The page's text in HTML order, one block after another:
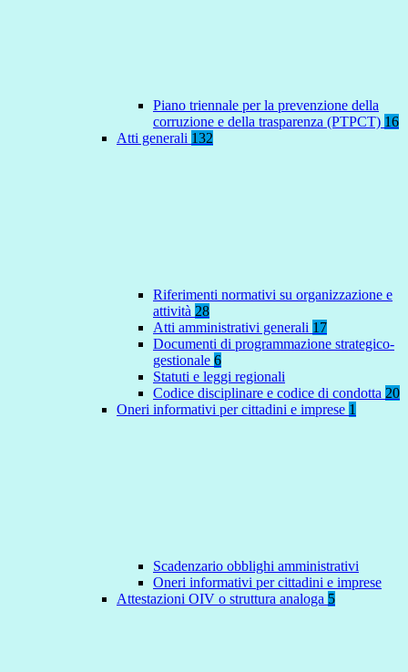
Piano triennale per la prevenzione della
corruzione e della trasparenza (PTPCT) 16
Atti generali 132
Riferimenti normativi su organizzazione e
attività 28
Atti amministrativi generali 17
Documenti di programmazione strategico-
gestionale 6
Statuti e leggi regionali
Codice disciplinare e codice di condotta 20
Oneri informativi per cittadini e imprese 1
Scadenzario obblighi amministrativi
Oneri informativi per cittadini e imprese
Attestazioni OIV o struttura analoga 5